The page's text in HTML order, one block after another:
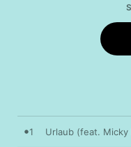
1 Urlaub (feat. Micky